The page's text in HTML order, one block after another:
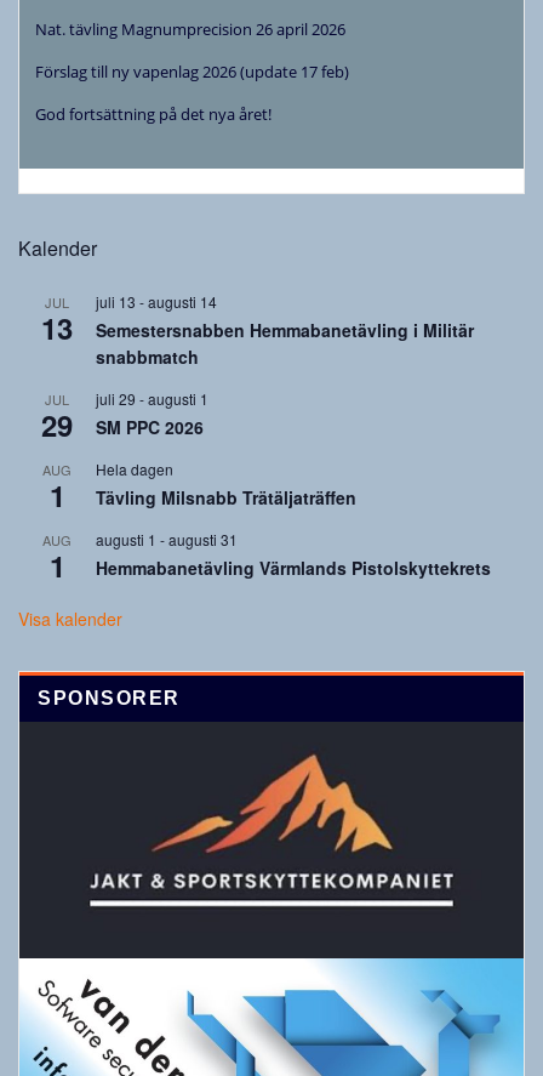
Nat. tävling Magnumprecision 26 april 2026
Förslag till ny vapenlag 2026 (update 17 feb)
God fortsättning på det nya året!
Kalender
JUL
13
juli 13 -augusti 14
Semestersnabben Hemmabanetävling i Militär
snabbmatch
JUL
29
juli 29 -augusti 1
SM PPC 2026
AUG
1
Hela dagen
Tävling Milsnabb Trätäljaträffen
AUG
1
augusti 1 -augusti 31
Hemmabanetävling Värmlands Pistolskyttekrets
Visa kalender
SPONSORER